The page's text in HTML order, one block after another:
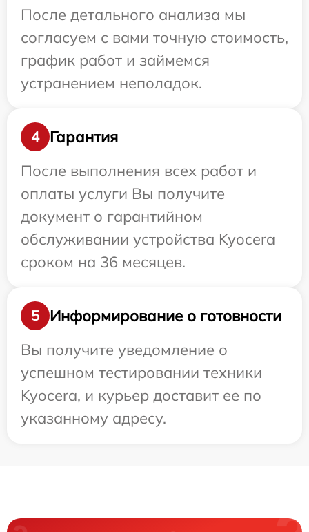
После детального анализа мы
согласуем с вами точную стоимость,
график работ и займемся
устранением неполадок.
4
Гарантия
После выполнения всех работ и
оплаты услуги Вы получите
документ о гарантийном
обслуживании устройства Kyocera
сроком на 36 месяцев.
5
Информирование о готовности
Вы получите уведомление о
успешном тестировании техники
Kyocera, и курьер доставит ее по
указанному адресу.